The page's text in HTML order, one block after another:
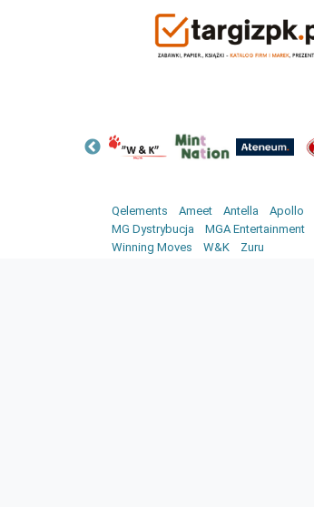
Qelements Ameet Antella Apollo
MG Dystrybucja
MGA Entertainment
Winning Moves
W&K Zuru